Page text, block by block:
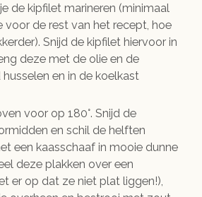
de kipfilet marineren (minimaal
voor de rest van het recept, hoe
Snijd de kipfilet hiervoor in
deze met de olie en de
husselen en in de koelkast
voor op 180°. Snijd de
en schil de helften
een kaasschaaf in mooie dunne
deze plakken over een
er op dat ze niet plat liggen!),